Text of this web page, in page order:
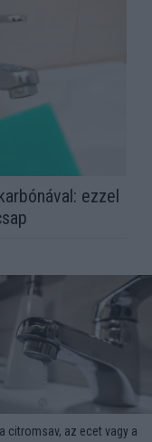
ezzel
citromsav, az ecet vagy a